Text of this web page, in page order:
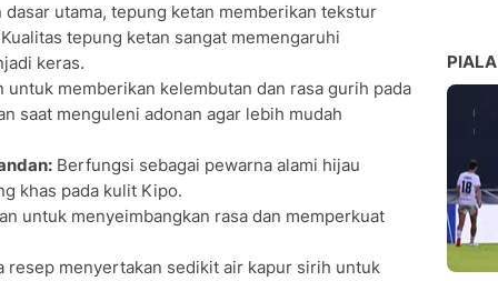
utama, tepung ketan memberikan tekstur
tepung ketan sangat memengaruhi
keras.
untuk memberikan kelembutan dan rasa gurih pada
saat menguleni adonan agar lebih mudah
Berfungsi sebagai pewarna alami hijau
khas pada kulit Kipo.
untuk menyeimbangkan rasa dan memperkuat
resep menyertakan sedikit air kapur sirih untuk